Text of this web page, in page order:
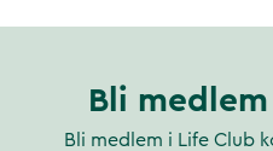
Bli
Bli medlem i Life Club